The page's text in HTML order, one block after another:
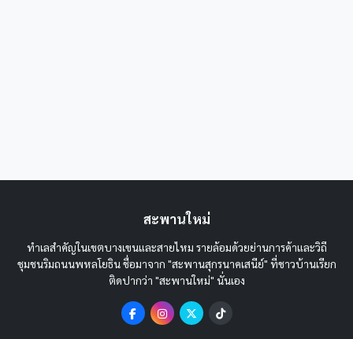
สะพานใหม่
ทำเลสำคัญในเขตบางเขนและสายไหม รายล้อมด้วยย่านการค้าและวิถี
ชุมชนริมถนนพหลโยธิน ชื่อมาจาก "สะพานสุกรนาคเสนีย์" ที่ชาวบ้านเรียก
ติดปากว่า "สะพานใหม่" นั่นเอง